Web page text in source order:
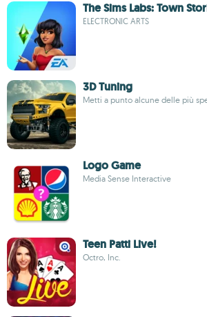
The Sims Labs: Town
ELECTRONIC ARTS
3D Tuning
Metti a punto alcune delle più
Logo Game
Media Sense Interactive
Teen Patti Live!
Octro, Inc.